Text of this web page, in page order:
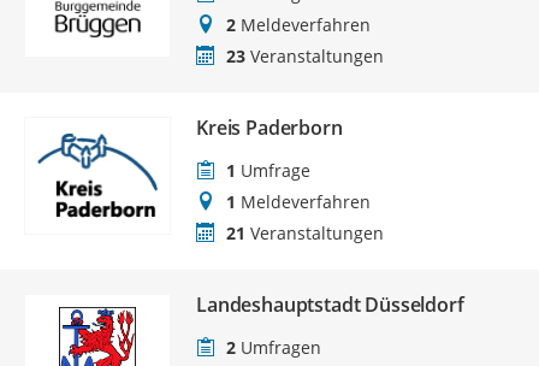
2 Meldeverfahren
23 Veranstaltungen
Kreis Paderborn
1 Umfrage
1 Meldeverfahren
21 Veranstaltungen
Landeshauptstadt Düsseldorf
2 Umfragen